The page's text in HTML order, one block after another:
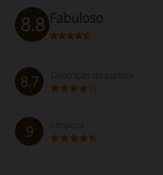
8.8 Fabuloso
8.7 Descrição da partida
9 Limpeza